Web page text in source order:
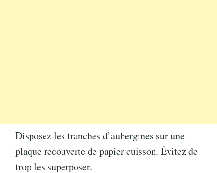
Disposez les tranches d’aubergines sur une
plaque recouverte de papier cuisson. Évitez de
trop les superposer.